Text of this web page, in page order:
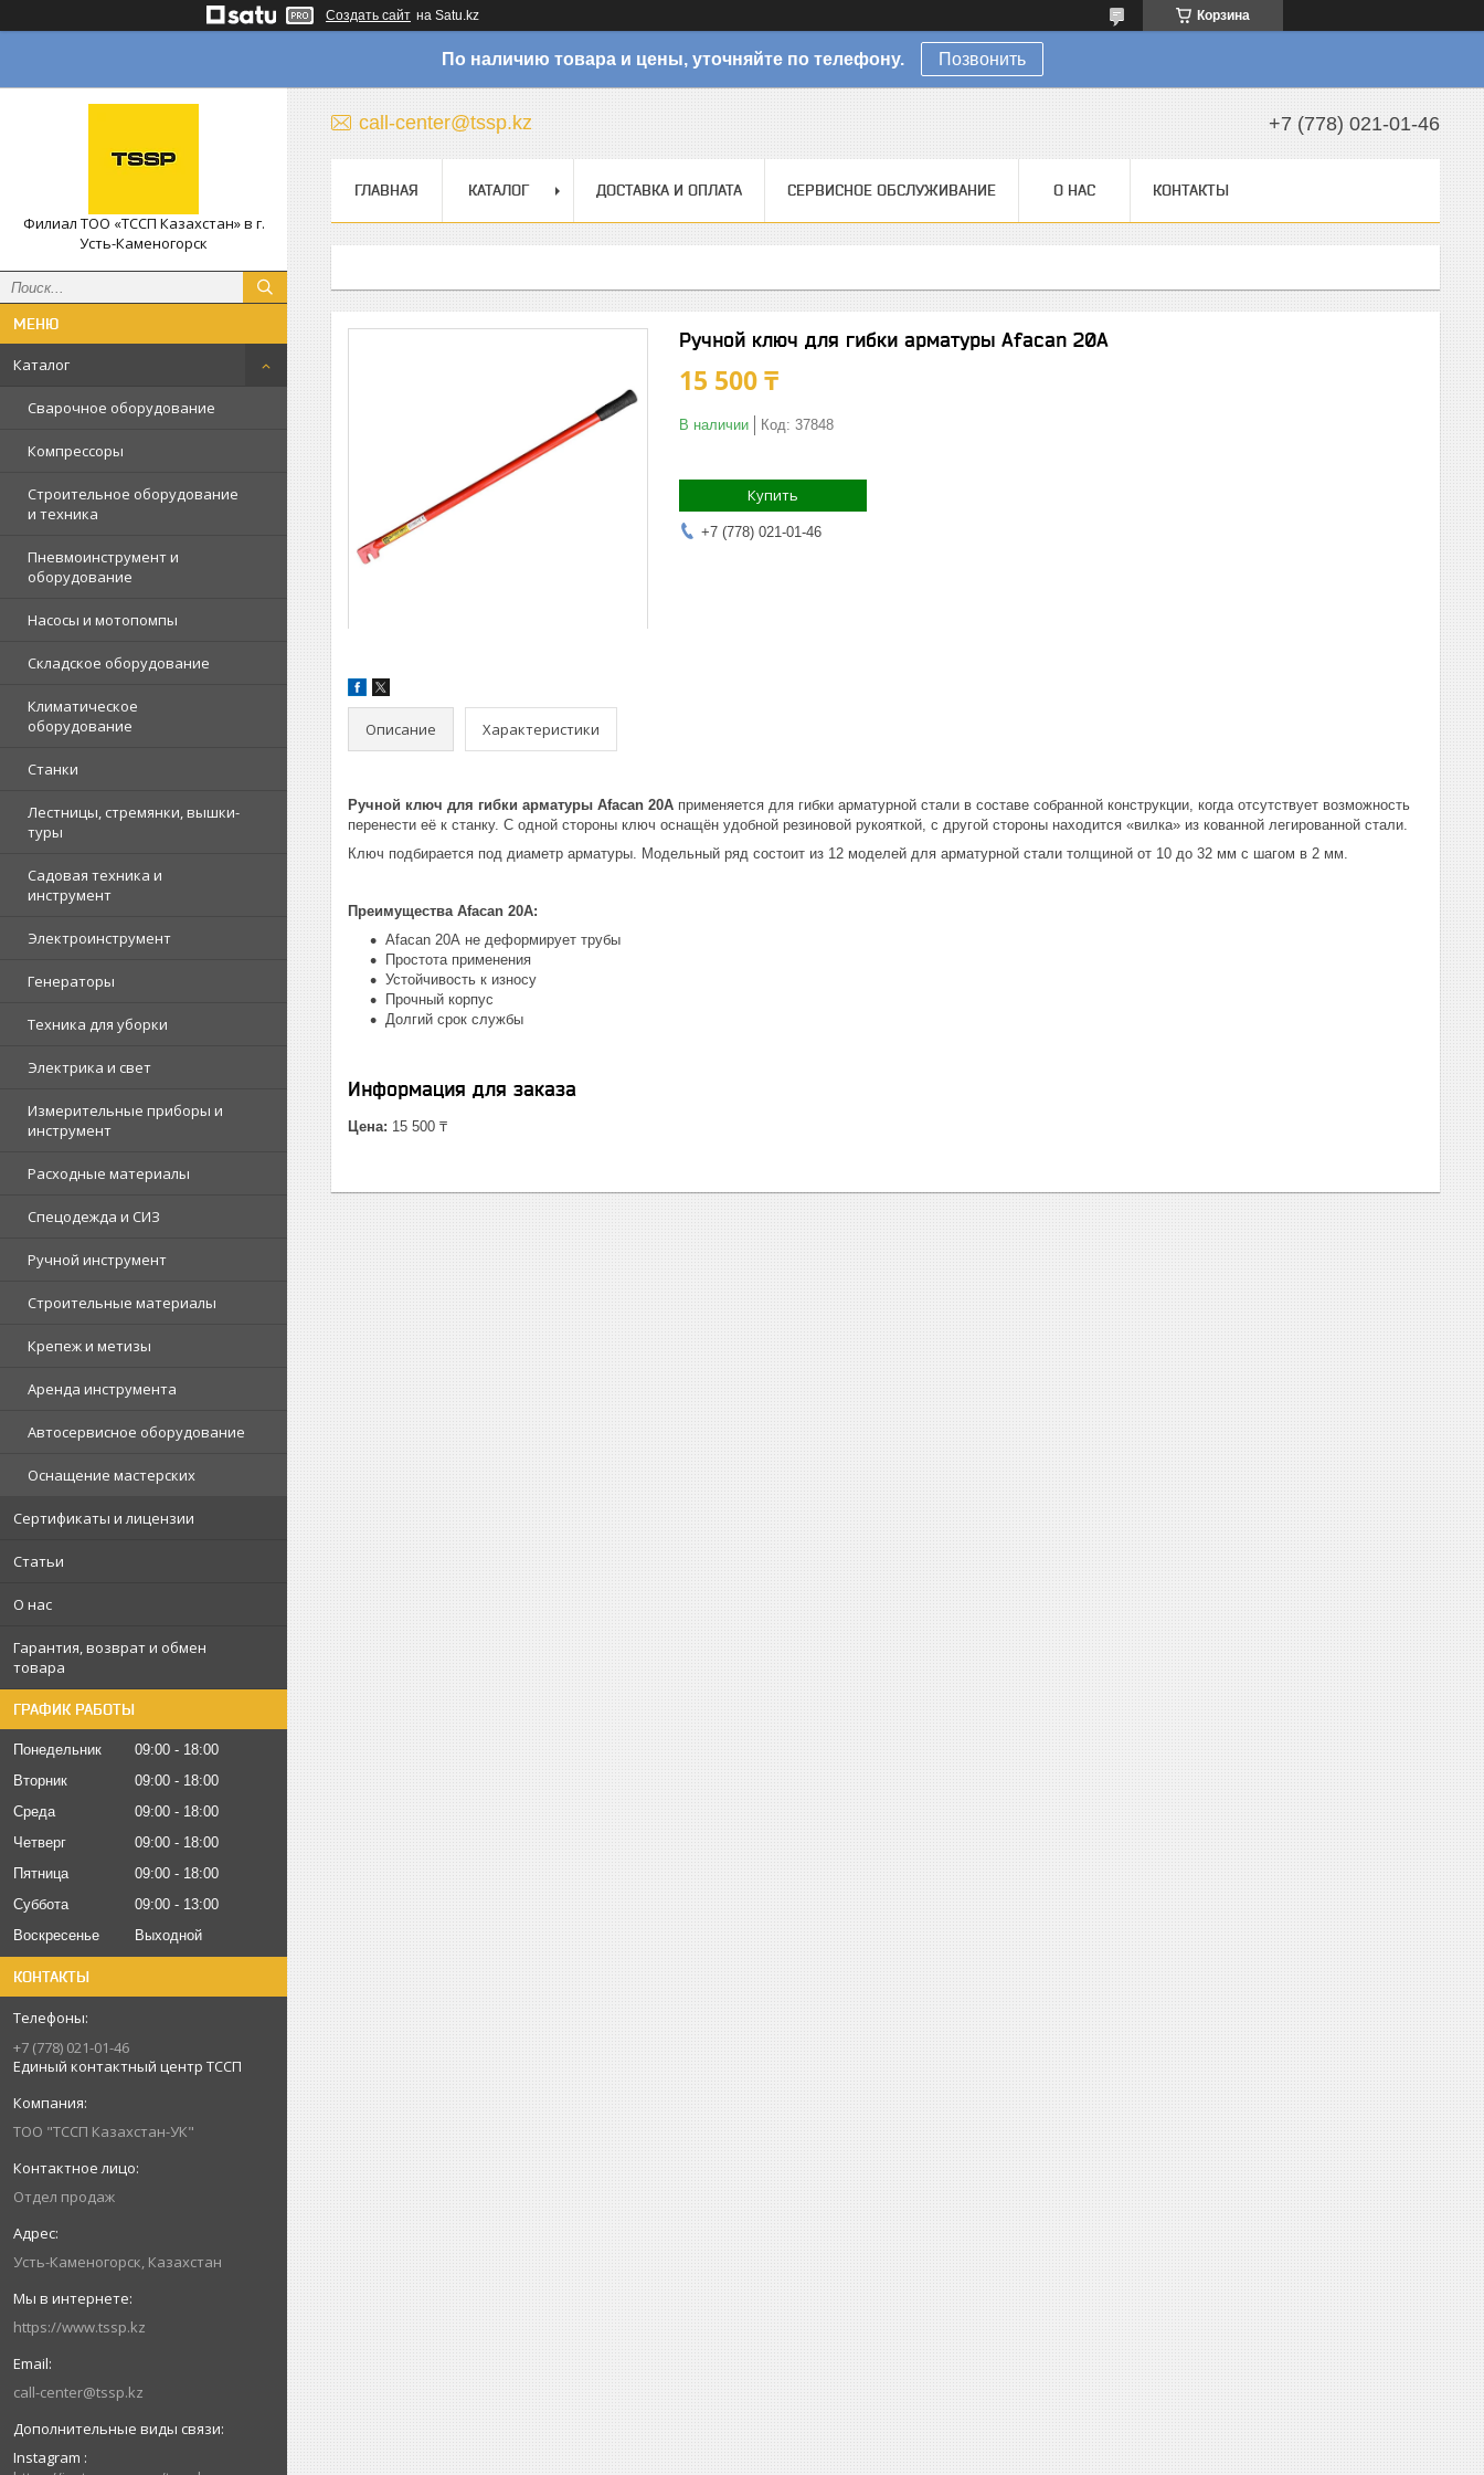
Создать сайт на Satu.kz Корзина
По наличию товара и цены, уточняйте по телефону. Позвонить
Филиал ТОО «ТССП Казахстан» в г.
Усть-Каменогорск
Каталог
Сварочное оборудование
Компрессоры
Строительное оборудование
и техника
Пневмоинструмент и
оборудование
Насосы и мотопомпы
Складское оборудование
Климатическое
оборудование
Станки
Лестницы, стремянки, вышки-
туры
Садовая техника и
инструмент
Электроинструмент
Генераторы
Техника для уборки
Электрика и свет
Измерительные приборы и
инструмент
Расходные материалы
Спецодежда и СИЗ
Ручной инструмент
Строительные материалы
Крепеж и метизы
Аренда инструмента
Автосервисное оборудование
Оснащение мастерских
Сертификаты и лицензии
Статьи
О нас
Гарантия, возврат и обмен
товара
ГРАФИК РАБОТЫ
Понедельник 09:00
18:00
Вторник
09:00
18:00
Среда
09:00
18:00
Четверг
09:00
18:00
Пятница
09:00
18:00
Суббота
09:00
13:00
Воскресенье
Выходной
КОНТАКТЫ
+7 (778) 021-01-46
Единый контактный центр ТССП
ТОО "ТССП Казахстан-УК"
Отдел продаж
Усть-Каменогорск, Казахстан
https://www.tssp.kz
call-center@tssp.kz
Instagram
call-center@tssp.kz +7 (778) 021-01-46
ГЛАВНАЯ КАТАЛОГ ДОСТАВКА И ОПЛАТА СЕРВИСНОЕ ОБСЛУЖИВАНИЕ О НАС КОНТАКТЫ
Ручной ключ для гибки арматуры Afacan 20А
15 500 ₸
В наличии Код: 37848
Купить
+7 (778) 021-01-46
Описание Характеристики
Ручной ключ для гибки арматуры Afacan 20A применяется для гибки арматурной стали в составе собранной конструкции, когда отсутствует возможность
перенести её к станку. С одной стороны ключ оснащён удобной резиновой рукояткой, с другой стороны находится «вилка» из кованной легированной стали.
Ключ подбирается под диаметр арматуры. Модельный ряд состоит из 12 моделей для арматурной стали толщиной от 10 до 32 мм с шагом в 2 мм.
Преимущества Afacan 20А:
Afacan 20А не деформирует трубы
Простота применения
Устойчивость к износу
Прочный корпус
Долгий срок службы
Информация для заказа
Цена: 15 500 ₸